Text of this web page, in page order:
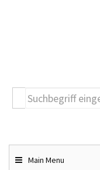
content Main Menu